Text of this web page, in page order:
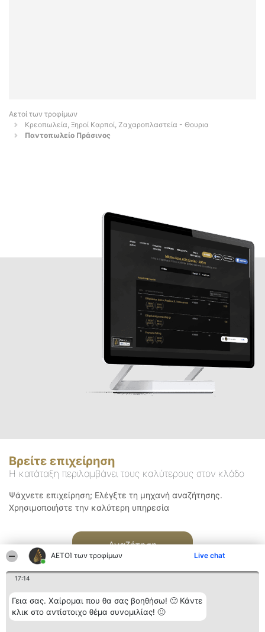
ΑΕΤΟΊ των τροφίμων Live chat
17:14
Γεια σας. Χαίρομαι που θα σας βοηθήσω! 🙂 Κάντε
κλικ στο αντίστοιχο θέμα συνομιλίας! 🙂
Αετοί των τροφίμων
Κρεοπωλεία, Ξηροί Καρποί, Ζαχαροπλαστεία - Θουρια
Παντοπωλείο Πράσινος
Βρείτε επιχείρηση
Η κατάταξη περιλαμβάνει τους καλύτερους στον κλάδο
Ψάχνετε επιχείρηση; Ελέγξτε τη μηχανή αναζήτησης.
Χρησιμοποιήστε την καλύτερη υπηρεσία
Αναζήτηση